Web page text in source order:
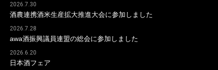
2026.7.30
酒農連携酒米生産拡大推進大会に参加しました
2026.7.28
awa酒振興議員連盟の総会に参加しました
2026.6.20
日本酒フェア